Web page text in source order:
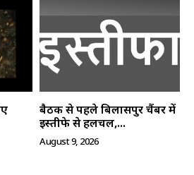
बैठक से पहले बिलासपुर चैंबर में
इस्तीफे से हलचल,...
August 9, 2026